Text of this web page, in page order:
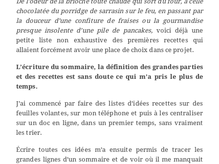
chocolatée du porridge de sarrasin sur le feu, en passant par
la douceur d’une confiture de fraises ou la gourmandise
presque insolente d’une pile de pancakes, voici déjà une
petite liste non exhaustive des premières recettes qui
allaient forcément avoir une place de choix dans ce projet.
L’écriture du sommaire, la définition des grandes parties
et des recettes est sans doute ce qui m’a pris le plus de
temps.
J’ai commencé par faire des listes d’idées recettes sur des
feuilles volantes, sur mon téléphone et puis à les centraliser
sur un doc en ligne, dans un premier temps, sans vraiment
les trier.
Écrire toutes ces idées m’a ensuite permis de tracer les
grandes lignes d’un sommaire et de voir où il me manquait